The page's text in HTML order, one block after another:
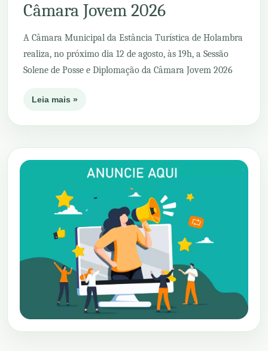
Câmara Jovem 2026
A Câmara Municipal da Estância Turística de Holambra
realiza, no próximo dia 12 de agosto, às 19h, a Sessão
Solene de Posse e Diplomação da Câmara Jovem 2026
Leia mais »